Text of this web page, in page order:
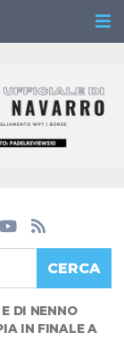
CERCA
DI NENNO
IN FINALE A